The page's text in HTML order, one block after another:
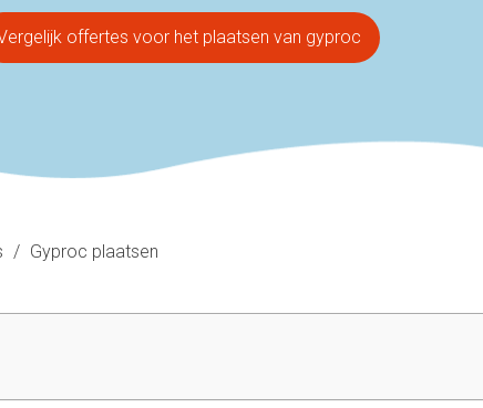
offertes voor het plaatsen van gyproc
/ Gyproc plaatsen